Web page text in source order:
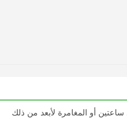
أو المغامرة لأبعد من ذلك